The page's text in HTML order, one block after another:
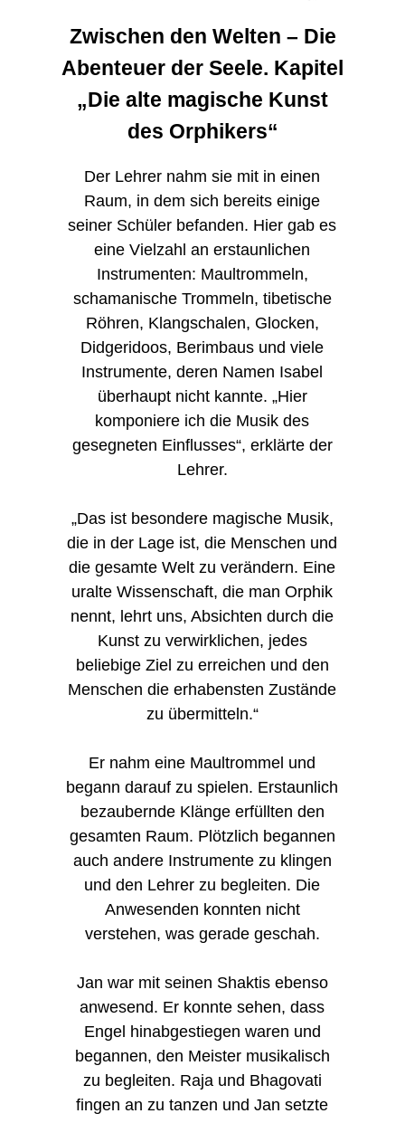
Der Lehrer nahm sie mit in einen
Raum, in dem sich bereits einige
seiner Schüler befanden. Hier gab es
eine Vielzahl an erstaunlichen
Instrumenten: Maultrommeln,
schamanische Trommeln, tibetische
Röhren, Klangschalen, Glocken,
Didgeridoos, Berimbaus und viele
Instrumente, deren Namen Isabel
überhaupt nicht kannte. „Hier
komponiere ich die Musik des
gesegneten Einflusses“, erklärte der
Lehrer.
„Das ist besondere magische Musik,
die in der Lage ist, die Menschen und
die gesamte Welt zu verändern. Eine
uralte Wissenschaft, die man Orphik
nennt, lehrt uns, Absichten durch die
Kunst zu verwirklichen, jedes
beliebige Ziel zu erreichen und den
Menschen die erhabensten Zustände
zu übermitteln.“
Er nahm eine Maultrommel und
begann darauf zu spielen. Erstaunlich
bezaubernde Klänge erfüllten den
gesamten Raum. Plötzlich begannen
auch andere Instrumente zu klingen
und den Lehrer zu begleiten. Die
Anwesenden konnten nicht
verstehen, was gerade geschah.
Jan war mit seinen Shaktis ebenso
anwesend. Er konnte sehen, dass
Engel hinabgestiegen waren und
begannen, den Meister musikalisch
zu begleiten. Raja und Bhagovati
fingen an zu tanzen und Jan setzte
Zwischen den Welten – Die
Abenteuer der Seele. Kapitel
„Die alte magische Kunst
des Orphikers“